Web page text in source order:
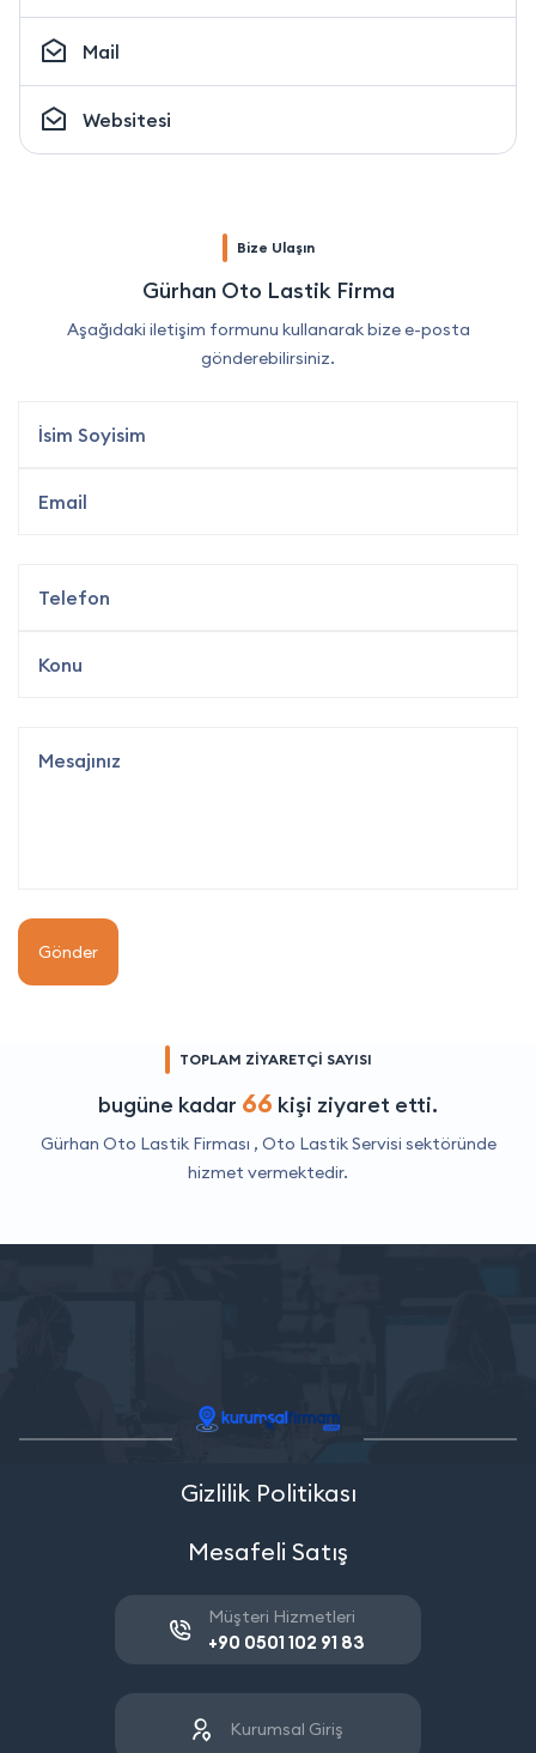
Mail
Websitesi
Bize Ulaşın
Gürhan Oto Lastik Firma
Aşağıdaki iletişim formunu kullanarak bize e-posta
gönderebilirsiniz.
Gönder
TOPLAM ZİYARETÇİ SAYISI
bugüne kadar 66 kişi ziyaret etti.
Gürhan Oto Lastik Firması , Oto Lastik Servisi sektöründe
hizmet vermektedir.
Gizlilik Politikası
Mesafeli Satış
Müşteri Hizmetleri
+90 0501 102 91 83
Kurumsal Giriş